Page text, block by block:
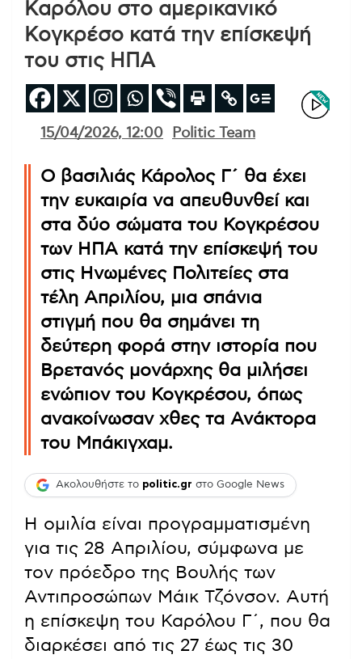
Καρόλου στο αμερικανικό
Κογκρέσο κατά την επίσκεψή
του στις ΗΠΑ
15/04/2026, 12:00 Politic Team
Ο βασιλιάς Κάρολος Γ΄ θα έχει
την ευκαιρία να απευθυνθεί και
στα δύο σώματα του Κογκρέσου
των ΗΠΑ κατά την επίσκεψή του
στις Ηνωμένες Πολιτείες στα
τέλη Απριλίου, μια σπάνια
στιγμή που θα σημάνει τη
δεύτερη φορά στην ιστορία που
Βρετανός μονάρχης θα μιλήσει
ενώπιον του Κογκρέσου, όπως
ανακοίνωσαν χθες τα Ανάκτορα
του Μπάκιγχαμ.
Ακολουθήστε το politic.gr στο Google News
Η ομιλία είναι προγραμματισμένη
για τις 28 Απριλίου, σύμφωνα με
τον πρόεδρο της Βουλής των
Αντιπροσώπων Μάικ Τζόνσον. Αυτή
η επίσκεψη του Καρόλου Γ΄, που θα
διαρκέσει από τις 27 έως τις 30